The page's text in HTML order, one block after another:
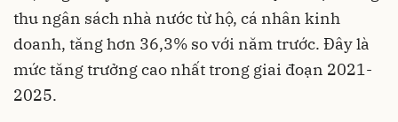
thu ngân sách nhà nước từ hộ, cá nhân kinh
doanh, tăng hơn 36,3% so với năm trước. Đây là
mức tăng trưởng cao nhất trong giai đoạn 2021-
2025.